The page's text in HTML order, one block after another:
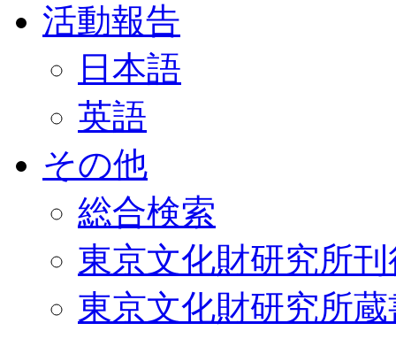
活動報告
日本語
英語
その他
総合検索
東京文化財研究所
東京文化財研究所